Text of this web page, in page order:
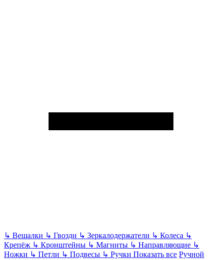
↳ Вешалки ↳ Гвозди ↳ Зеркалодержатели ↳ Колеса ↳
Крепёж ↳ Кронштейны ↳ Магниты ↳ Направляющие ↳
Ножки ↳ Петли ↳ Подвесы ↳ Ручки Показать все Ручной